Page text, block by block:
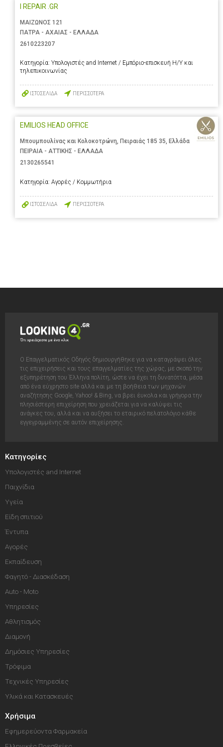
I REPAIR .GR
ΜΑΙΖΩΝΟΣ 121
ΠΑΤΡΑ - ΑΧΑΙΑΣ - ΕΛΛΑΔΑ
2610223207
Κατηγορία: Υπολογιστές and Internet / Εμπόριο-επισκευή Η/Υ και
τηλεπικοινωνίας
ΙΣΤΟΣΕΛΙΔΑ ΠΕΡΙΣΣΟΤΕΡΑ
EMILIOS HEAD OFFICE
Μπουμπουλίνας και Κολοκοτρώνη, Πειραιάς 185 35, Ελλάδα
ΠΕΙΡΑΙΑ - ΑΤΤΙΚΗΣ - ΕΛΛΑΔΑ
2130265541
Κατηγορία: Αγορές / Κομμωτήρια
ΙΣΤΟΣΕΛΙΔΑ ΠΕΡΙΣΣΟΤΕΡΑ
Ο Επαγγελματικός Οδηγός δημιουργήθηκε για να καταγράψει όλες
τις επιχειρήσεις και τους επαγγελματίες της χώρας, με σκοπό την
εξυπηρέτηση του Έλληνα πολίτη, ώστε να έχει τη δυνατόττα, μέσα
από ένα εύχρηστο site αλλά και με τη βοήθεια των μηχανών
αναζήτησης Google, Yahoo! & Bing, να βρει έυκολα και γρήγορα την
πλησιέστερη επιχείρηση που χρειάζεται για να καλύψει τις
ανάγκες του, αλλά και να αυξήσει το εταιρικό πελατολόγιο κάθε
εγγεγραμμένης σε αυτόν επιχείρησης.
Κατηγορίες
Υπολογιστές and Internet
Παιχνίδια
Υγεία
Είδη σπιτιού
Έντυπα
Αγορές
Εκπαίδευση
Φαγητό - Διασκέδαση
Auto - Moto
Υπηρεσίες
Αθλητισμός
Διαμονή
Δημόσιες Υπηρεσίες
Τρόφιμα
Τεχνικές Υπηρεσίες
Υλικά και Κατασκευές
Χρήσιμα
Εφημερεύοντα Φαρμακεία